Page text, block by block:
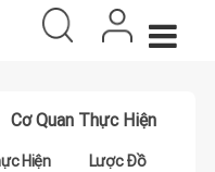
Cơ Quan Thực Hiện
Hiện Lược Đồ